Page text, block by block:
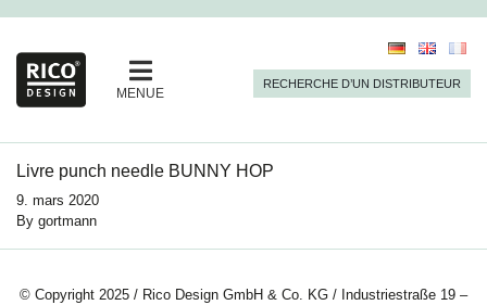
MENUE
RECHERCHE D’UN DISTRIBUTEUR
Livre punch needle BUNNY HOP
9. mars 2020
By gortmann
© Copyright 2025 / Rico Design GmbH & Co. KG / Industriestraße 19 –